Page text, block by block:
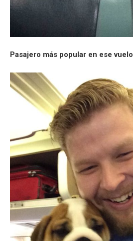
Pasajero más popular en ese vuelo